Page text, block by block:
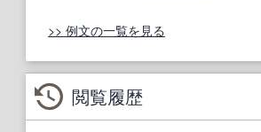
>> 例文の一覧を見る
閲覧履歴